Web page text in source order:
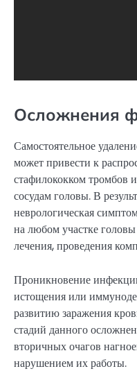
Осложнения
Самостоятельное
может привести к
стафилококком тромбов
сосудам головы. В
неврологическая
на любом участке
лечения, проведения
Проникновение
истощения или
развитию заражения
стадий данного
вторичных очагов
нарушением их работы.